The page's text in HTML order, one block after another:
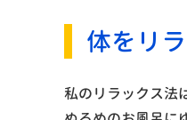
体をリ
私のリラックス法